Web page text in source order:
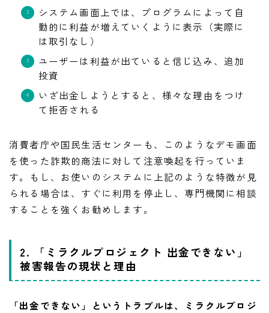
システム画面上では、プログラムによって自
動的に利益が増えていくように表示（実際に
は取引なし）
ユーザーは利益が出ていると信じ込み、追加
投資
いざ出金しようとすると、様々な理由をつけ
て拒否される
消費者庁や国民生活センターも、このようなデモ画面
を使った詐欺的商法に対して注意喚起を行っていま
す。もし、お使いのシステムに上記のような特徴が見
られる場合は、すぐに利用を停止し、専門機関に相談
することを強くお勧めします。
2. 「ミラクルプロジェクト 出金できない」
被害報告の現状と理由
「出金できない」というトラブルは、ミラクルプロジ